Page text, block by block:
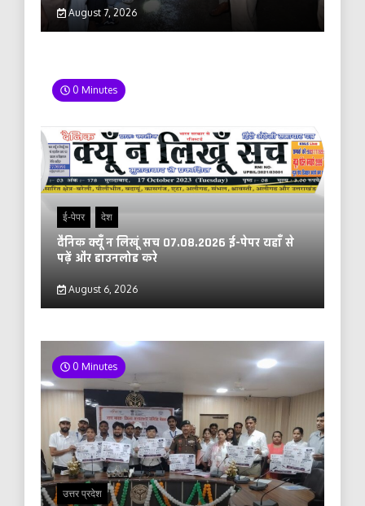
August 7, 2026
0 Minutes
ई-पेपर देश
दैनिक क्यूँ न लिखूं सच 07.08.2026 ई-पेपर यहाँ से
पढ़ें और डाउनलोड करे
August 6, 2026
0 Minutes
उत्तर प्रदेश